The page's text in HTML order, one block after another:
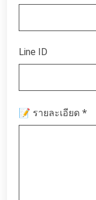
Line ID
📝 รายละเอียด *